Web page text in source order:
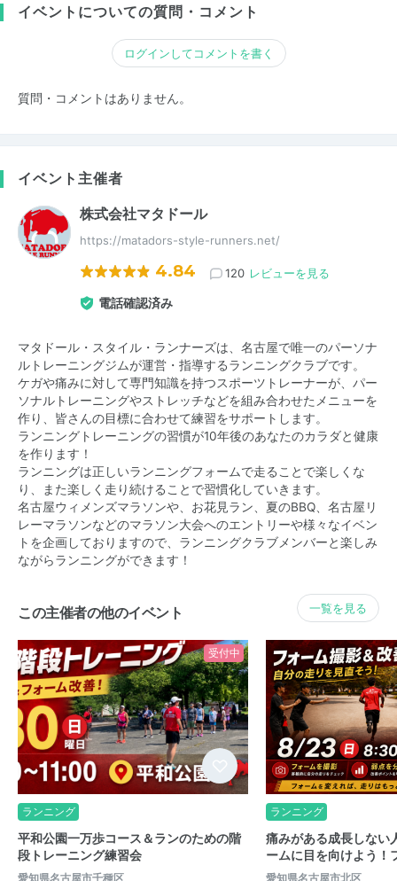
イベントについての質問・コメント
ログインしてコメントを書く
質問・コメントはありません。
イベント主催者
株式会社マタドール
https://matadors-style-runners.net/
4.84 120 レビューを見る
電話確認済み
マタドール・スタイル・ランナーズは、名古屋で唯一のパーソナ
ルトレーニングジムが運営・指導するランニングクラブです。
ケガや痛みに対して専門知識を持つスポーツトレーナーが、パー
ソナルトレーニングやストレッチなどを組み合わせたメニューを
作り、皆さんの目標に合わせて練習をサポートします。
ランニングトレーニングの習慣が10年後のあなたのカラダと健康
を作ります！
ランニングは正しいランニングフォームで走ることで楽しくな
り、また楽しく走り続けることで習慣化していきます。
名古屋ウィメンズマラソンや、お花見ラン、夏のBBQ、名古屋リ
レーマラソンなどのマラソン大会へのエントリーや様々なイベン
トを企画しておりますので、ランニングクラブメンバーと楽しみ
ながらランニングができます！
この主催者の他のイベント 一覧を見る
受付中
ランニング
平和公園一万歩コース＆ランのための階
段トレーニング練習会
愛知県名古屋市千種区
ランニング
痛みがある成長しない
ームに目を向けよう！
愛知県名古屋市北区